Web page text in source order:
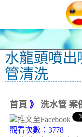
水龍頭噴出
管清洗
首頁 》 洗水管 案
觀看次數：3778